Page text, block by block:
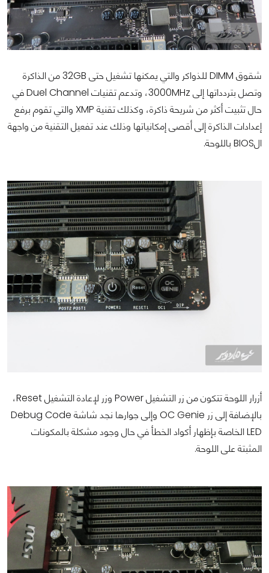
شقوق DIMM للذواكر والتي يمكنها تشغيل حتى 32GB من الذاكرة
وتصل بتردداتها إلى 3000MHz، وتدعم تقنيات Duel Channel في
حال تثبيت أكثر من شريحة ذاكرة، وكذلك تقنية XMP والتي تقوم برفع
إعدادات الذاكرة إلى أقصى إمكانياتها وذلك عند تفعيل التقنية من واجهة
الBIOS باللوحة.
أزرار اللوحة تتكون من زر التشغيل Power وزر لإعادة التشغيل Reset،
بالإضافة إلى زر OC Genie وإلى جوارها نجد شاشة Debug Code
LED الخاصة بإظهار أكواد الخطأ في حال وجود مشكلة بالمكونات
المثبتة على اللوحة.